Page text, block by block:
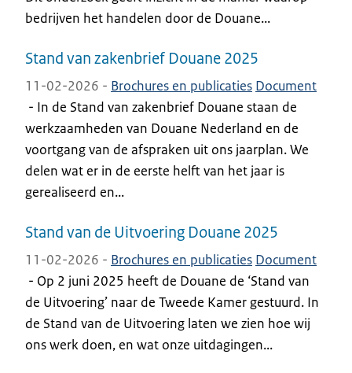
bedrijven het handelen door de Douane...
Stand van zakenbrief Douane 2025
11-02-2026 - Brochures en publicaties Document
- In de Stand van zakenbrief Douane staan de
werkzaamheden van Douane Nederland en de
voortgang van de afspraken uit ons jaarplan. We
delen wat er in de eerste helft van het jaar is
gerealiseerd en...
Stand van de Uitvoering Douane 2025
11-02-2026 - Brochures en publicaties Document
- Op 2 juni 2025 heeft de Douane de ‘Stand van
de Uitvoering’ naar de Tweede Kamer gestuurd. In
de Stand van de Uitvoering laten we zien hoe wij
ons werk doen, en wat onze uitdagingen...